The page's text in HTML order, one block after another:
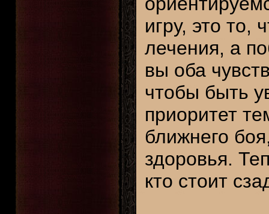
игру, это то,
лечения, а
вы оба
чтобы быть
приоритет
ближнего
здоровья.
кто стоит